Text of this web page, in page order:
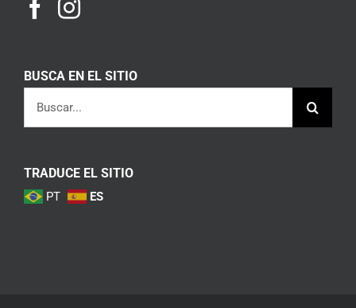
BUSCA EN EL SITIO
TRADUCE EL SITIO
PT ES